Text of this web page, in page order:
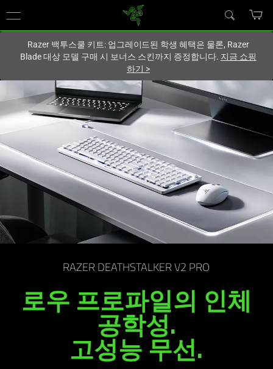
사이트에 있습니다.
Razer 백투스쿨 키트: 업그레이드된 학생 혜택은 물론, Razer
Blade 대상 모델 구매 시 보너스 스킨까지 증정합니다. 지금 쇼핑
하기 >
RAZER DEATHSTALKER V2 PRO
로우 프로파일의 인체
공학성.
고성능 무선.